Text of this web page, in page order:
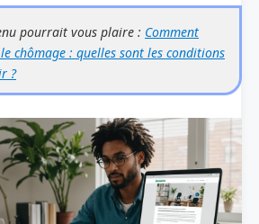
pourrait vous plaire : Comment
chômage : quelles sont les conditions
?